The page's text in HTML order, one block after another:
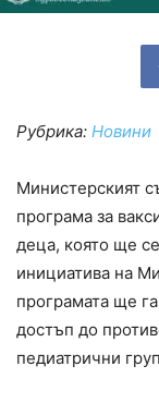
Рубрика: Новини
Министерският
програма за
деца, която ще
инициатива на
програмата ще
достъп до
педиатрични